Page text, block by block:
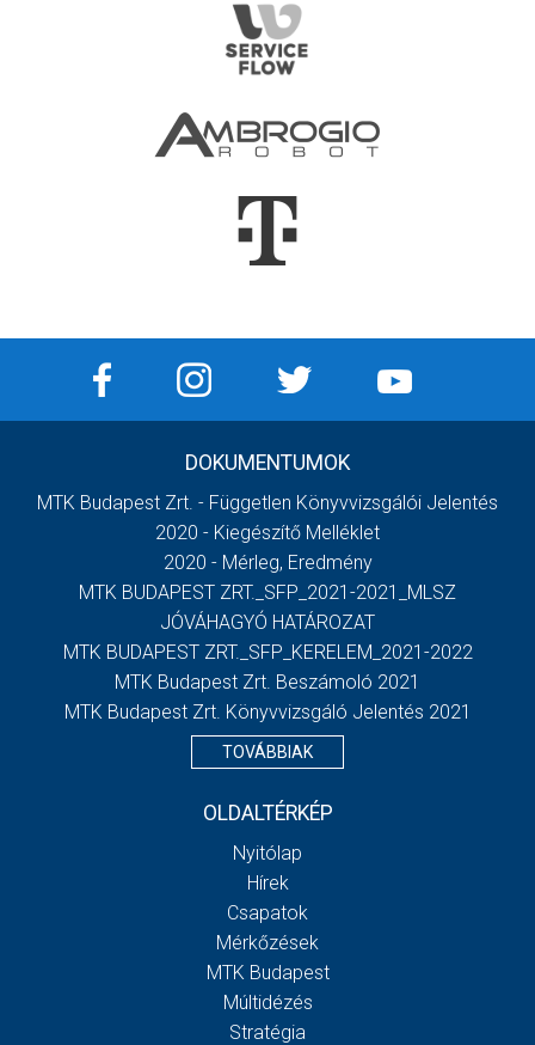
DOKUMENTUMOK
MTK Budapest Zrt. - Független Könyvvizsgálói Jelentés
2020 - Kiegészítő Melléklet
2020 - Mérleg, Eredmény
MTK BUDAPEST ZRT._SFP_2021-2021_MLSZ
JÓVÁHAGYÓ HATÁROZAT
MTK BUDAPEST ZRT._SFP_KERELEM_2021-2022
MTK Budapest Zrt. Beszámoló 2021
MTK Budapest Zrt. Könyvvizsgáló Jelentés 2021
TOVÁBBIAK
OLDALTÉRKÉP
Nyitólap
Hírek
Csapatok
Mérkőzések
MTK Budapest
Múltidézés
Stratégia